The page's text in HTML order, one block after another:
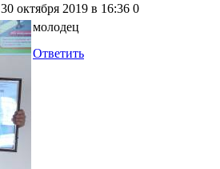
30 октября 2019 в 16:36 0
молодец
Ответить